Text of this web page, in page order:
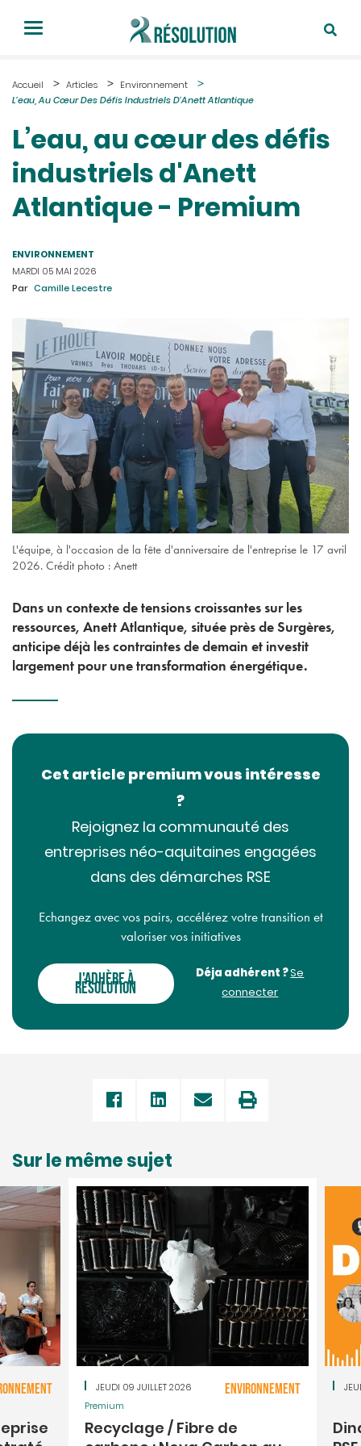
Accueil Articles
Environnement
L’eau, Au Cœur Des Défis Industriels D'Anett Atlantique
L’eau, au cœur des défis
industriels d'Anett
Atlantique - Premium
ENVIRONNEMENT
MARDI 05 MAI 2026
Par Camille Lecestre
L'équipe, à l'occasion de la fête d'anniversaire de l'entreprise le 17 avril
2026. Crédit photo : Anett
Dans un contexte de tensions croissantes sur les
ressources, Anett Atlantique, située près de Surgères,
anticipe déjà les contraintes de demain et investit
largement pour une transformation énergétique.
Cet article premium vous intéresse
?
Rejoignez la communauté des
entreprises néo-aquitaines engagées
dans des démarches RSE
Echangez avec vos pairs, accélérez votre transition et
valoriser vos initiatives
J'ADHÈRE À
RÉSOLUTION
Déja adhérent ?Se
connecter
Sur le même sujet
JEUDI 09 JUILLET 2026
Recyclage / Fibre de
ENVIRONNEMENT
Premium